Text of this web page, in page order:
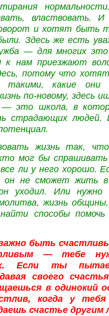
властвовать. И
и хотят быть
Здесь же есть
— для многих
к нам приезжают
потому что
какие
по-новому, здесь
— это школа, в
страдающих
жизнь так,
мог бы спрашивать
ли у него хорошо.
он не сможет жить
уходил. Или нужно
жизнь
способы
быть
— тебе
Если ты
своего
в одинокий
когда у тебя
счастье другим